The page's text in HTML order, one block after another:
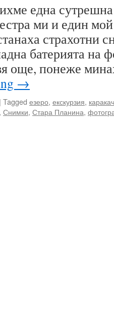
една
ми и един
страхотни
батерията на
още, понеже
→
| Tagged езеро, екскурзия,
, Снимки, Стара Планина,